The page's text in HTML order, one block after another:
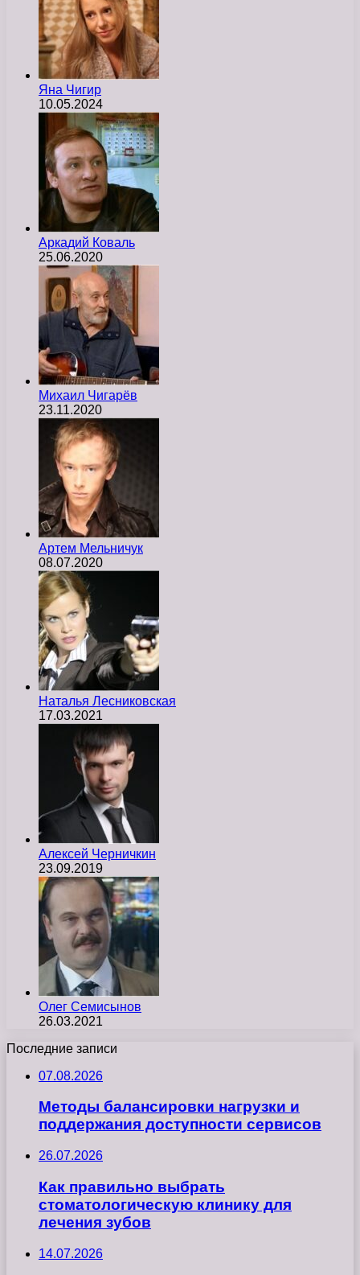
Яна Чигир
10.05.2024
Аркадий Коваль
25.06.2020
Михаил Чигарёв
23.11.2020
Артем Мельничук
08.07.2020
Наталья Лесниковская
17.03.2021
Алексей Черничкин
23.09.2019
Олег Семисынов
26.03.2021
Последние записи
07.08.2026
Методы балансировки нагрузки и
поддержания доступности сервисов
26.07.2026
Как правильно выбрать
стоматологическую клинику для
лечения зубов
14.07.2026